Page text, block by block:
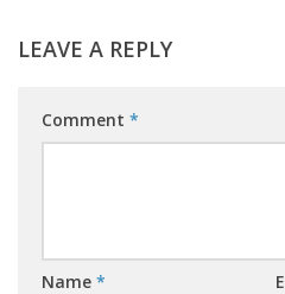
LEAVE A REPLY
Comment *
Name *